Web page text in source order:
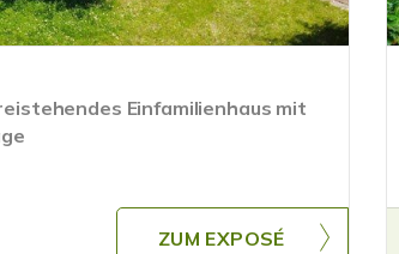
Einfamilienhaus mit
ZUM EXPOSÉ